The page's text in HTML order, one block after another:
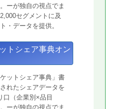
ーが独自の視点でま
セグメントに及
・データを提供。
トシェア事典オン
ケットシェア事典」書
れたシェアデータを
口（企業別×品目
ーが独自の視点でま